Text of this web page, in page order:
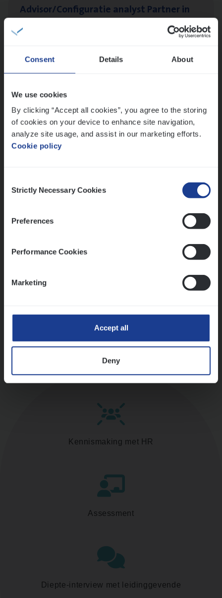
Consent Details About
We use cookies
By clicking “Accept all cookies”, you agree to the storing
of cookies on your device to enhance site navigation,
analyze site usage, and assist in our marketing efforts.
Cookie policy
Selection
Strictly Necessary Cookies
Preferences
Performance Cookies
Marketing
Accept all
Deny
Advisor/​Configuratie ana­lyst Part­ner in
Benefits
Insurance Operations
Beveren
Dos­sier­be­heer­der ver­ze­ke­rin­gen — Soci­al
Pro­fit en Public
Insurance Operations
Antwerpen
Lees onze verhalen
Meer dan collega’s: hoe Julie en Aurélie elkaar
versterken
humor
werk
Ons sollicitatieproces
Kennismaking met HR
Assessment
Diepte-interview met leidinggevende